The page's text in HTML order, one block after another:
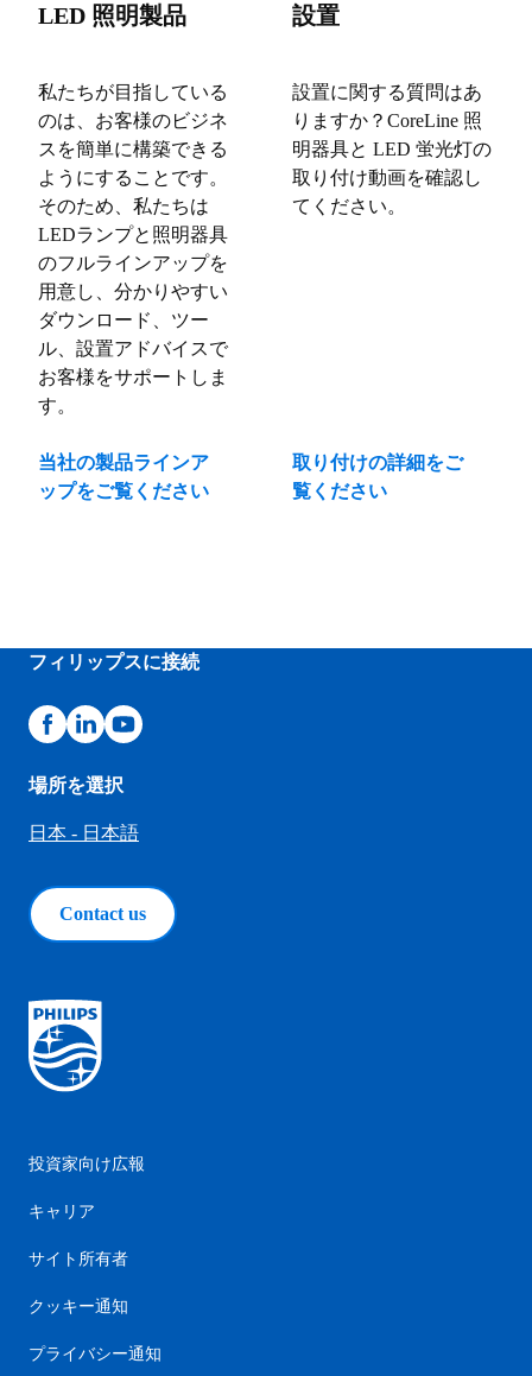
LED 照明製品
私たちが目指している
のは、お客様のビジネ
スを簡単に構築できる
ようにすることです。
そのため、私たちは
LEDランプと照明器具
のフルラインアップを
用意し、分かりやすい
ダウンロード、ツー
ル、設置アドバイスで
お客様をサポートしま
す。
当社の製品ラインア
ップをご覧ください
設置
設置に関する質問はあ
りますか？CoreLine 照
明器具と LED 蛍光灯の
取り付け動画を確認し
てください。
取り付けの詳細をご
覧ください
フィリップスに接続
場所を選択
日本 - 日本語
Contact us
投資家向け広報
キャリア
サイト所有者
クッキー通知
プライバシー通知